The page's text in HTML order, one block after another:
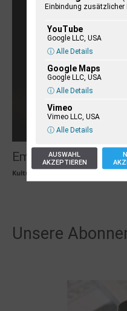
Emkendorf: Poetry
KulturvereinRegionWestensee -
Unsere
Einbindung zusätzlicher
YouTube
Google LLC, USA
ⓘ Alle Details
Google Maps
Google LLC, USA
ⓘ Alle Details
Vimeo
Vimeo LLC, USA
ⓘ Alle Details
AUSWAHL
AKZEPTIEREN